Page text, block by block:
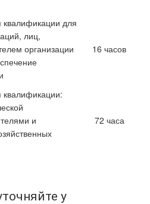
для
лиц,
организации
16 часов
и
72 часа
у